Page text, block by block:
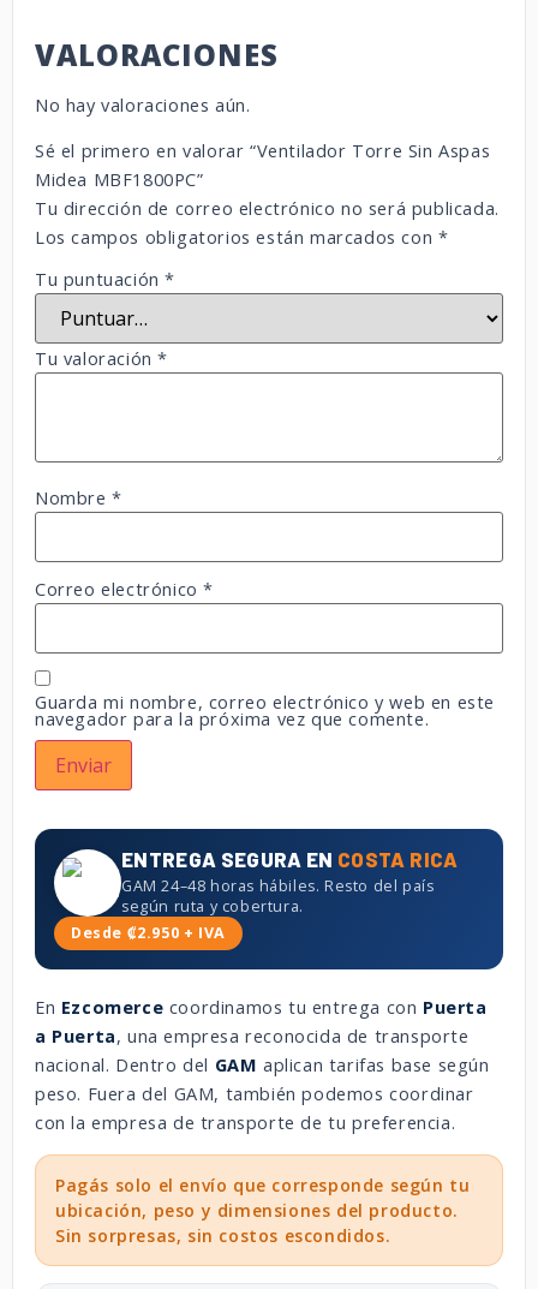
VALORACIONES
No hay valoraciones aún.
Sé el primero en valorar “Ventilador Torre Sin Aspas
Midea MBF1800PC”
Tu dirección de correo electrónico no será publicada.
Los campos obligatorios están marcados con *
Tu puntuación*
Tu valoración*
Nombre*
Correo electrónico*
Guarda mi nombre, correo electrónico y web en este
navegador para la próxima vez que comente.
ENTREGA SEGURA EN COSTA RICA
GAM 24–48 horas hábiles. Resto del país
según ruta y cobertura.
Desde ₡2.950 + IVA
En Ezcomerce coordinamos tu entrega con Puerta
a Puerta, una empresa reconocida de transporte
nacional. Dentro del GAM aplican tarifas base según
peso. Fuera del GAM, también podemos coordinar
con la empresa de transporte de tu preferencia.
Pagás solo el envío que corresponde según tu
ubicación, peso y dimensiones del producto.
Sin sorpresas, sin costos escondidos.